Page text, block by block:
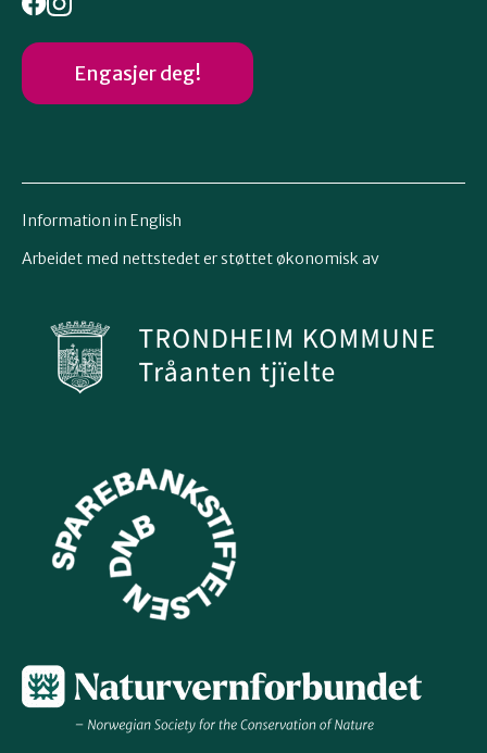
Engasjer deg!
Information in English
Arbeidet med nettstedet er støttet økonomisk av